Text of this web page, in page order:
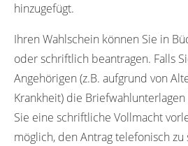
hinzugefügt.
Ihren Wahlschein können Sie in
oder schriftlich beantragen. Falls
Angehörigen (z.B. aufgrund von
Krankheit) die
Sie eine schriftliche Vollmacht
möglich, den Antrag telefonisch zu